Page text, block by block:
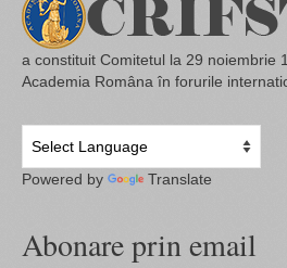
a constituit Comitetul la 29 noiembrie
Academia Româna în forurile
Powered by Translate
Abonare prin email